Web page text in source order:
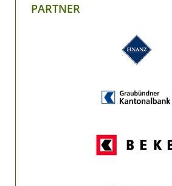
PARTNER